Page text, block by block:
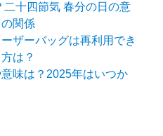
十四節気 春分の日の意
関係
ザーバッグは再利用でき
は？
味は？2025年はいつか